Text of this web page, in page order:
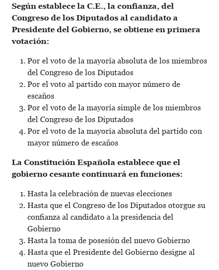
Según establece la C.E., la confianza, del
Congreso de los Diputados al candidato a
Presidente del Gobierno, se obtiene en primera
votación:
Por el voto de la mayoría absoluta de los miembros
del Congreso de los Diputados
Por el voto al partido con mayor número de
escaños
Por el voto de la mayoría simple de los miembros
del Congreso de los Diputados
Por el voto de la mayoría absoluta del partido con
mayor número de escaños
La Constitución Española establece que el
gobierno cesante continuará en funciones:
Hasta la celebración de nuevas elecciones
Hasta que el Congreso de los Diputados otorgue su
confianza al candidato a la presidencia del
Gobierno
Hasta la toma de posesión del nuevo Gobierno
Hasta que el Presidente del Gobierno designe al
nuevo Gobierno